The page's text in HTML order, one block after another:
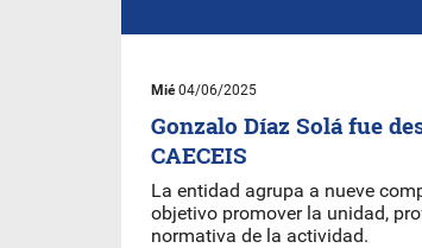
Mié04/06/2025
Gonzalo Díaz Solá fue
CAECEIS
La entidad agrupa a nueve
objetivo promover la unidad,
normativa de la actividad.